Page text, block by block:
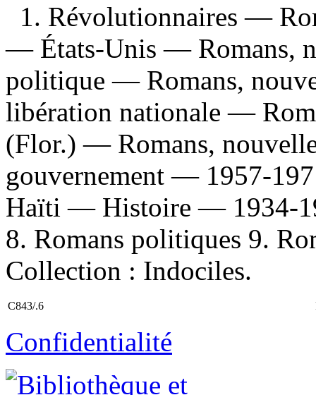
1. Révolutionnaires —
— États-Unis — Romans,
politique — Romans,
libération nationale —
(Flor.) — Romans,
gouvernement — 1957-
Haïti — Histoire — 1934-
8. Romans politiques 9.
Collection : Indociles.
C843/.6
Confidentialité